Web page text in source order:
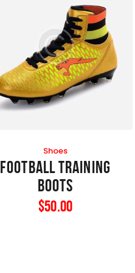
Shoes
Football Training
Boots
$50.00